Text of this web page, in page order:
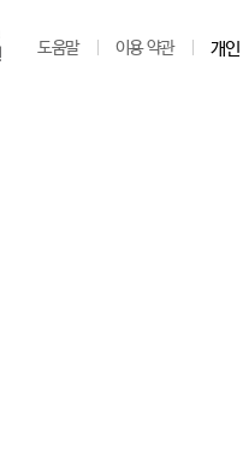
도움말 이용 약관 개